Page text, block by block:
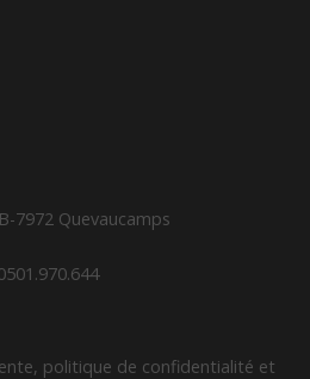
7972 Quevaucamps
politique de confidentialité et